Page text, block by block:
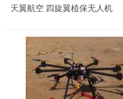
天翼航空 四旋翼植保无人机